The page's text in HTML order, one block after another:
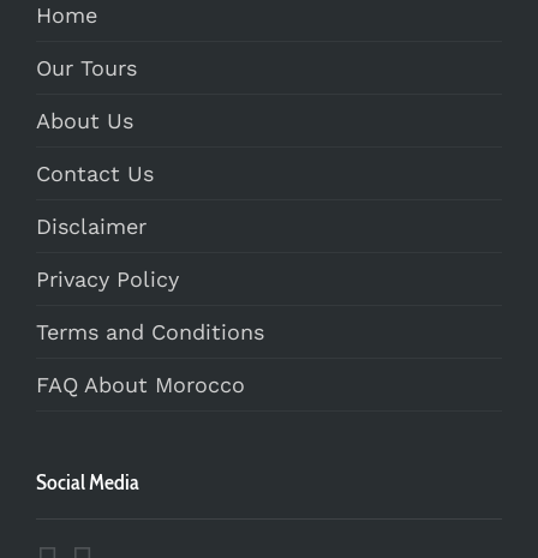
Home
Our Tours
About Us
Contact Us
Disclaimer
Privacy Policy
Terms and Conditions
FAQ About Morocco
Social Media